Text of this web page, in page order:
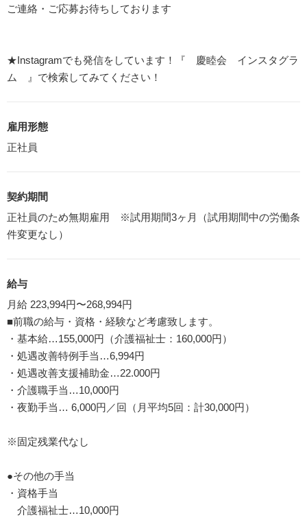
ご連絡・ご応募お待ちしております
★Instagramでも発信をしています！『 慶睦会 インスタグラ
ム 』で検索してみてください！
雇用形態
正社員
契約期間
正社員のため無期雇用 ※試用期間3ヶ月（試用期間中の労働条
件変更なし）
給与
月給 223,994円〜268,994円
■前職の給与・資格・経験など考慮致します。
・基本給…155,000円（介護福祉士：160,000円）
・処遇改善特例手当…6,994円
・処遇改善支援補助金…22.000円
・介護職手当…10,000円
・夜勤手当… 6,000円／回（月平均5回：計30,000円）
※固定残業代なし
●その他の手当
・資格手当
介護福祉士…10,000円